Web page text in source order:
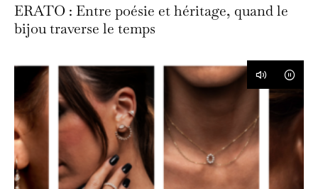
ERATO : Entre poésie et héritage, quand le
bijou traverse le temps